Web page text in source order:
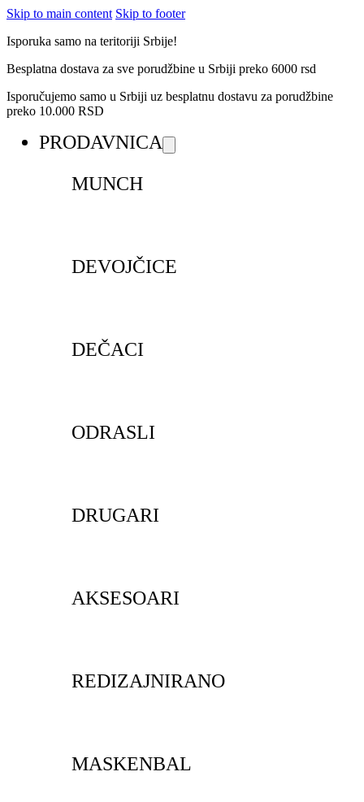
Skip to main content Skip to footer
Isporuka samo na teritoriji Srbije!
Besplatna dostava za sve porudžbine u Srbiji preko 6000 rsd
Isporučujemo samo u Srbiji uz besplatnu dostavu za porudžbine
preko 10.000 RSD
PRODAVNICA
MUNCH
DEVOJČICE
DEČACI
ODRASLI
DRUGARI
AKSESOARI
REDIZAJNIRANO
MASKENBAL